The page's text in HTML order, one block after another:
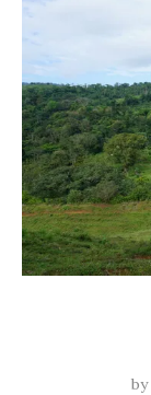
by